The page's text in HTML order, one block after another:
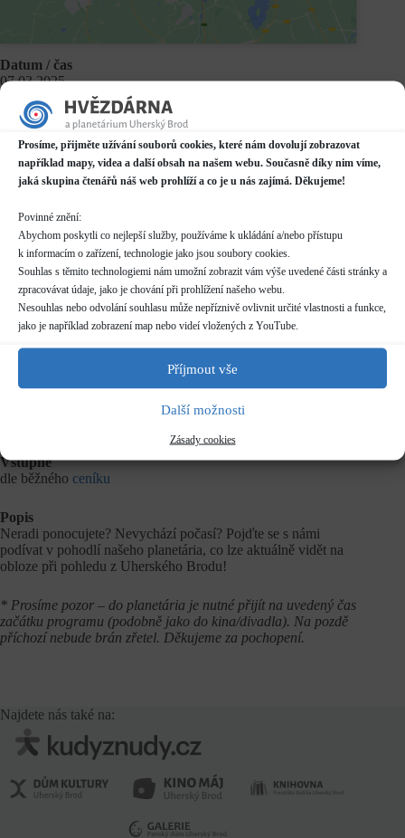
Prosíme, přijměte užívání souborů cookies, které nám dovolují zobrazovat
například mapy, videa a další obsah na našem webu. Současně díky nim víme,
jaká skupina čtenářů náš web prohlíží a co je u nás zajímá. Děkujeme!
Povinné znění:
Abychom poskytli co nejlepší služby, používáme k ukládání a/nebo přístupu
k informacím o zařízení, technologie jako jsou soubory cookies.
Souhlas s těmito technologiemi nám umožní zobrazit vám výše uvedené části stránky a
zpracovávat údaje, jako je chování při prohlížení našeho webu.
Nesouhlas nebo odvolání souhlasu může nepříznivě ovlivnit určité vlastnosti a funkce,
jako je například zobrazení map nebo videí vložených z YouTube.
Příjmout vše
Další možnosti
Zásady cookies
Datum / čas
07.03.2025
17:00 - 18:00*
Planetárium v Domě kultury
Mariánské náměstí 2187, Uherský Brod
Další informace o dostupnosti a parkování
Kategorie
Pravidelné akce
Rezervace
nelze rezervovat
skupiny více než 10 osob nutno hlásit předem (telefon/email)
pro skupiny více než 20 osob nutno dohodnout individuální
termín
Vstupné
dle běžného ceníku
Popis
Neradi ponocujete? Nevychází počasí? Pojďte se s námi
podívat v pohodlí našeho planetária, co lze aktuálně vidět na
obloze při pohledu z Uherského Brodu!
* Prosíme pozor – do planetária je nutné přijít na uvedený čas
začátku programu (podobně jako do kina/divadla). Na pozdě
příchozí nebude brán zřetel. Děkujeme za pochopení.
Najdete nás také na: